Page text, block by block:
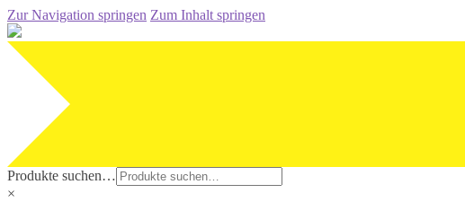
Zur Navigation springen Zum Inhalt springen
Produkte suchen…
×